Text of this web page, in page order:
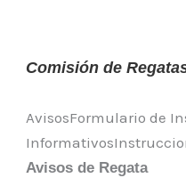
Comisión de
AvisosFormulario de
Informativos
Avisos de Regata